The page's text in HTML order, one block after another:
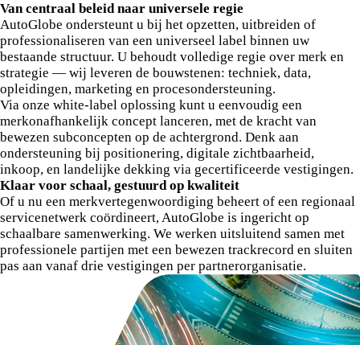
Van centraal beleid naar universele regie
AutoGlobe ondersteunt u bij het opzetten, uitbreiden of
professionaliseren van een universeel label binnen uw
bestaande structuur. U behoudt volledige regie over merk en
strategie — wij leveren de bouwstenen: techniek, data,
opleidingen, marketing en procesondersteuning.
Via onze white-label oplossing kunt u eenvoudig een
merkonafhankelijk concept lanceren, met de kracht van
bewezen subconcepten op de achtergrond. Denk aan
ondersteuning bij positionering, digitale zichtbaarheid,
inkoop, en landelijke dekking via gecertificeerde vestigingen.
Klaar voor schaal, gestuurd op kwaliteit
Of u nu een merkvertegenwoordiging beheert of een regionaal
servicenetwerk coördineert, AutoGlobe is ingericht op
schaalbare samenwerking. We werken uitsluitend samen met
professionele partijen met een bewezen trackrecord en sluiten
pas aan vanaf drie vestigingen per partnerorganisatie.